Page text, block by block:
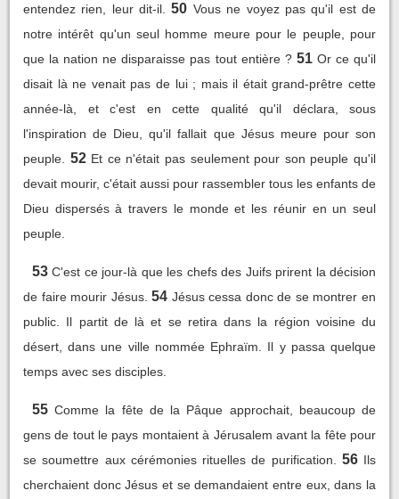
entendez rien, leur dit-il.
50 Vous ne voyez pas qu'il est de
notre intérêt qu'un seul homme meure pour le peuple, pour
que la nation ne disparaisse pas tout entière ? 51 Or ce qu'il
disait là ne venait pas de lui ; mais il était grand-prêtre cette
année-là, et c'est en cette qualité qu'il déclara, sous
l'inspiration de Dieu, qu'il fallait que Jésus meure pour son
peuple.
52 Et ce n'était pas seulement pour son peuple qu'il
devait mourir, c'était aussi pour rassembler tous les enfants de
Dieu dispersés à travers le monde et les réunir en un seul
peuple.
53 C'est ce jour-là que les chefs des Juifs prirent la décision
de faire mourir Jésus. 54 Jésus cessa donc de se montrer en
public. Il partit de là et se retira dans la région voisine du
désert, dans une ville nommée Ephraïm. Il y passa quelque
temps avec ses disciples.
55 Comme la fête de la Pâque approchait, beaucoup de
gens de tout le pays montaient à Jérusalem avant la fête pour
se soumettre aux cérémonies rituelles de purification.
56 Ils
cherchaient donc Jésus et se demandaient entre eux, dans la